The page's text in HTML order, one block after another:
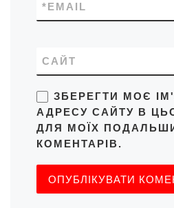
EMAIL
*
САЙТ
ЗБЕРЕГТИ МОЄ
АДРЕСУ САЙТУ В
ДЛЯ МОЇХ
КОМЕНТАРІВ.